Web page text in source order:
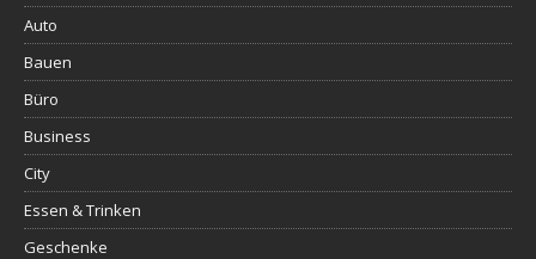
Auto
Bauen
Büro
Business
City
Essen & Trinken
Geschenke